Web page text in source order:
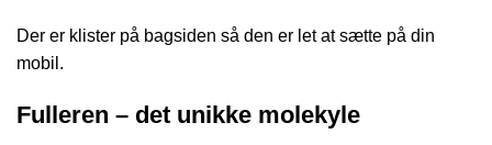
Der er klister på bagsiden så den er let at sætte på din
mobil.
Fulleren – det unikke molekyle